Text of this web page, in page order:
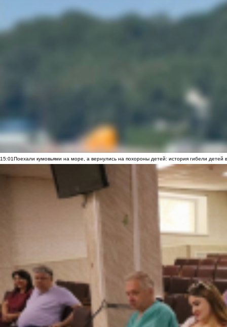
15:01Поехали кумовьями на море, а вернулись на похороны детей: история гибели детей